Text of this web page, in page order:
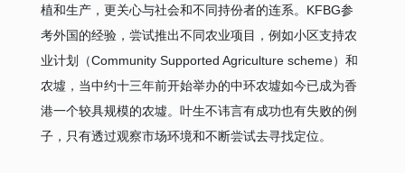
植和生产，更关心与社会和不同持份者的连系。KFBG参
考外国的经验，尝试推出不同农业项目，例如小区支持农
业计划（Community Supported Agriculture scheme）和
农墟，当中约十三年前开始举办的中环农墟如今已成为香
港一个较具规模的农墟。叶生不讳言有成功也有失败的例
子，只有透过观察市场环境和不断尝试去寻找定位。